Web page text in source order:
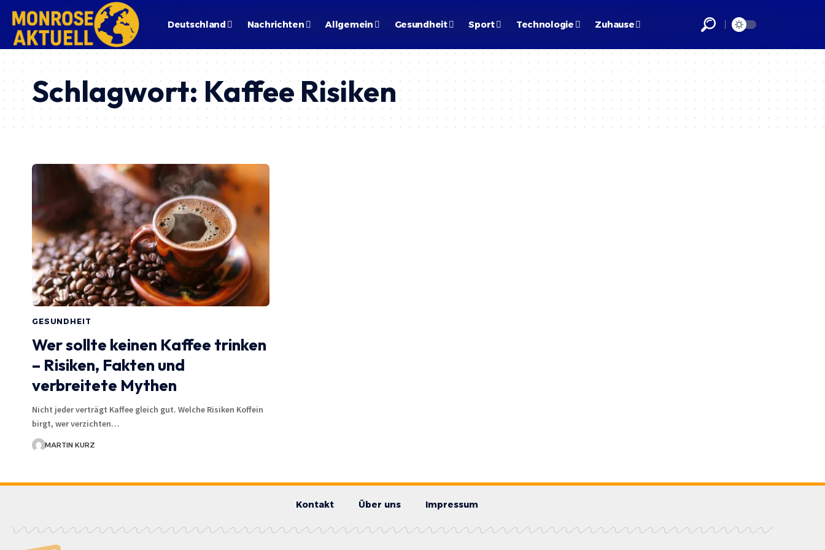
Deutschland Nachrichten Allgemein Gesundheit Sport Technologie Zuhause
Schlagwort: Kaffee Risiken
GESUNDHEIT
Wer sollte keinen Kaffee trinken
– Risiken, Fakten und
verbreitete Mythen
Nicht jeder verträgt Kaffee gleich gut. Welche Risiken Koffein
birgt, wer verzichten…
MARTIN KURZ
Kontakt Über uns Impressum